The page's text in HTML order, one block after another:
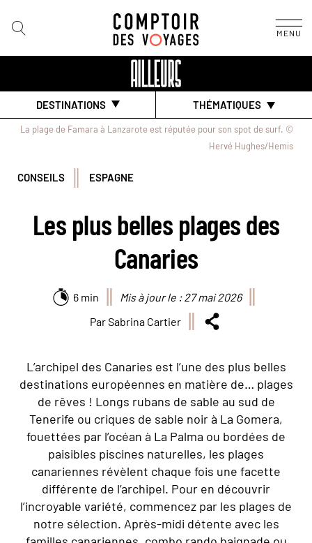
MENU
DESTINATIONS THÉMATIQUES
La plage de Famara à Lanzarote est réputée pour son spot de surf. ©
Hervé Hughes/Hemis
CONSEILS ESPAGNE
Les plus belles plages des
Canaries
6 min
Mis à jour le : 27 mai 2026
Par Sabrina Cartier
L’archipel des Canaries est l’une des plus belles
destinations européennes en matière de… plages
de rêves ! Longs rubans de sable au sud de
Tenerife ou criques de sable noir à La Gomera,
fouettées par l’océan à La Palma ou bordées de
paisibles piscines naturelles, les plages
canariennes révèlent chaque fois une facette
différente de l’archipel. Pour en découvrir
l’incroyable variété, commencez par les plages de
notre sélection. Après-midi détente avec les